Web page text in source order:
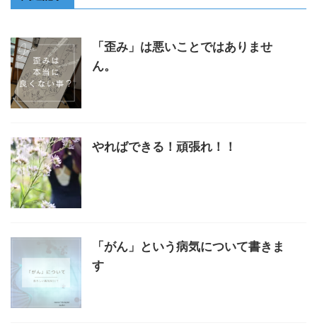
「歪み」は悪いことではありませ
ん。
やればできる！頑張れ！！
「がん」という病気について書きま
す